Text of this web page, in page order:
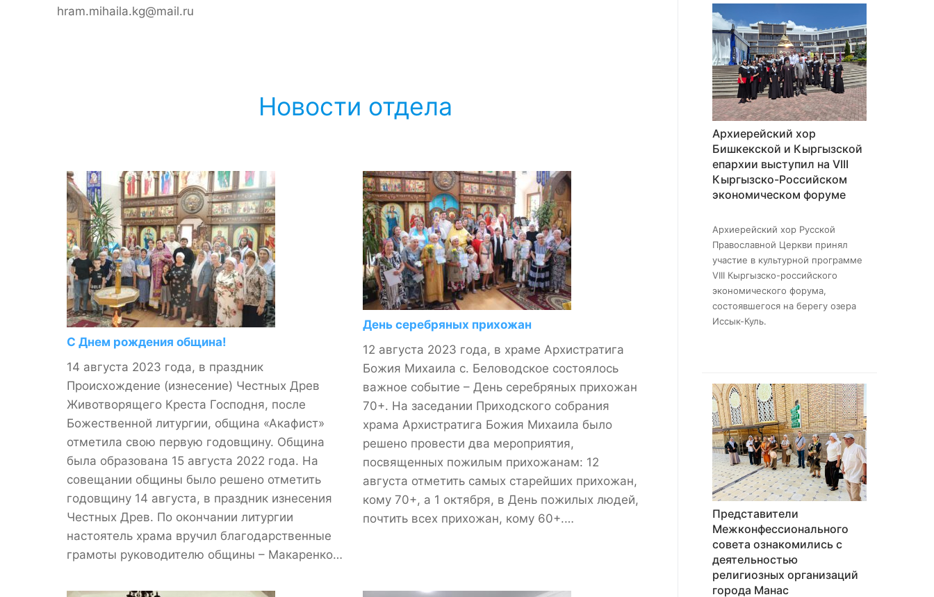
hram.mihaila.kg@mail.ru
Новости отдела
С Днем рождения община!
14 августа 2023 года, в праздник
Происхождение (изнесение) Честных Древ
Животворящего Креста Господня, после
Божественной литургии, община «Акафист»
отметила свою первую годовщину. Община
была образована 15 августа 2022 года. На
совещании общины было решено отметить
годовщину 14 августа, в праздник изнесения
Честных Древ. По окончании литургии
настоятель храма вручил благодарственные
грамоты руководителю общины – Макаренко…
День серебряных прихожан
12 августа 2023 года, в храме Архистратига
Божия Михаила с. Беловодское состоялось
важное событие – День серебряных прихожан
70+. На заседании Приходского собрания
храма Архистратига Божия Михаила было
решено провести два мероприятия,
посвященных пожилым прихожанам: 12
августа отметить самых старейших прихожан,
кому 70+, а 1 октября, в День пожилых людей,
почтить всех прихожан, кому 60+.…
Архиерейский хор
Бишкекской и Кыргызской
епархии выступил на VIII
Кыргызско-Российском
экономическом форуме
Архиерейский хор Русской
Православной Церкви принял
участие в культурной программе
VIII Кыргызско-российского
экономического форума,
состоявшегося на берегу озера
Иссык-Куль.
Представители
Межконфессионального
совета ознакомились с
деятельностью
религиозных организаций
города Манас